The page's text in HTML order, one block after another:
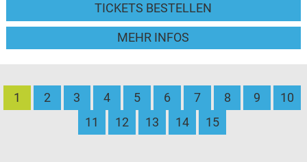
TICKETS BESTELLEN
MEHR INFOS
1 2 3 4 5 6 7 8 9
10
11
12 13 14 15